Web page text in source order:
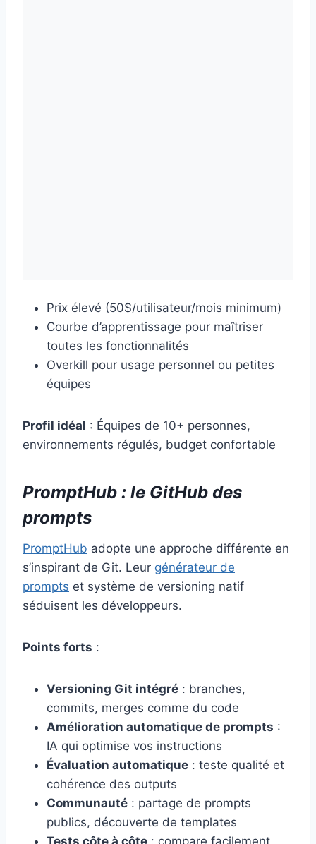
Prix élevé (50$/utilisateur/mois minimum)
Courbe d’apprentissage pour maîtriser
toutes les fonctionnalités
Overkill pour usage personnel ou petites
équipes
Profil idéal : Équipes de 10+ personnes,
environnements régulés, budget confortable
PromptHub : le GitHub des
prompts
PromptHub adopte une approche différente en
s’inspirant de Git. Leur générateur de
prompts et système de versioning natif
séduisent les développeurs.
Points forts :
Versioning Git intégré : branches,
commits, merges comme du code
Amélioration automatique de prompts :
IA qui optimise vos instructions
Évaluation automatique : teste qualité et
cohérence des outputs
Communauté : partage de prompts
publics, découverte de templates
Tests côte à côte : compare facilement